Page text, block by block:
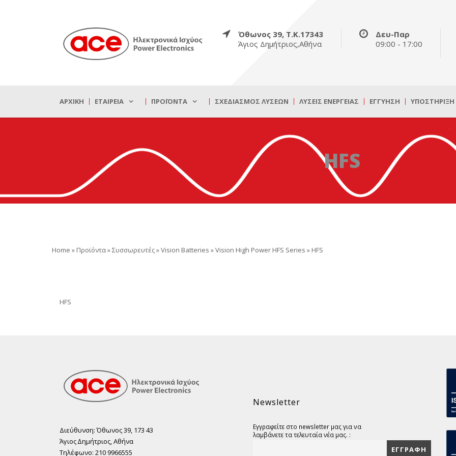
Όθωνος 39, Τ.Κ.17343
Άγιος Δημήτριος,Αθήνα
Δευ-Παρ
09:00 - 17:00
ΑΡΧΙΚΉ ΕΤΑΙΡΕΊΑ ΠΡΟΪΌΝΤΑ ΣΧΕΔΙΑΣΜΌΣ ΛΎΣΕΩΝ ΛΎΣΕΙΣ ΕΝΈΡΓΕΙΑΣ ΕΓΓΎΗΣΗ ΥΠΟΣΤΉΡΙΞΗ
HFS
Home » Προϊόντα»Συσσωρευτές»Vision Batteries »Vision High Power HFS Series » HFS
HFS
Διεύθυνση: Όθωνος 39, 173 43
Άγιος ∆ηµήτριος, Αθήνα
Τηλέφωνο: 210 9966555
Newsletter
Εγγραφείτε στο newsletter μας για να
λαμβάνετε τα τελευταία νέα μας. :